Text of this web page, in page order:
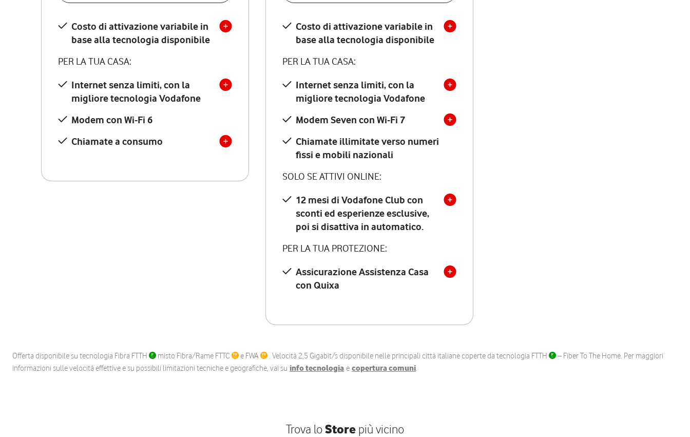
Costo di attivazione variabile in
base alla tecnologia disponibile
PER LA TUA CASA:
Internet senza limiti, con la
migliore tecnologia Vodafone
Modem con Wi-Fi 6
Chiamate a consumo
Costo di attivazione variabile in
base alla tecnologia disponibile
PER LA TUA CASA:
Internet senza limiti, con la
migliore tecnologia Vodafone
Modem Seven con Wi-Fi 7
Chiamate illimitate verso numeri
fissi e mobili nazionali
SOLO SE ATTIVI ONLINE:
12 mesi di Vodafone Club con
sconti ed esperienze esclusive,
poi si disattiva in automatico.
PER LA TUA PROTEZIONE:
Assicurazione Assistenza Casa
con Quixa
Offerta disponibile su tecnologia Fibra FTTH misto Fibra/Rame FTTC e FWA . Velocità 2,5 Gigabit/s disponibile nelle principali città italiane coperte da tecnologia FTTH
– Fiber To The Home. Per maggiori
informazioni sulle velocità effettive e su possibili limitazioni tecniche e geografiche, vai su info tecnologia e copertura comuni.
Trova loStore più vicino